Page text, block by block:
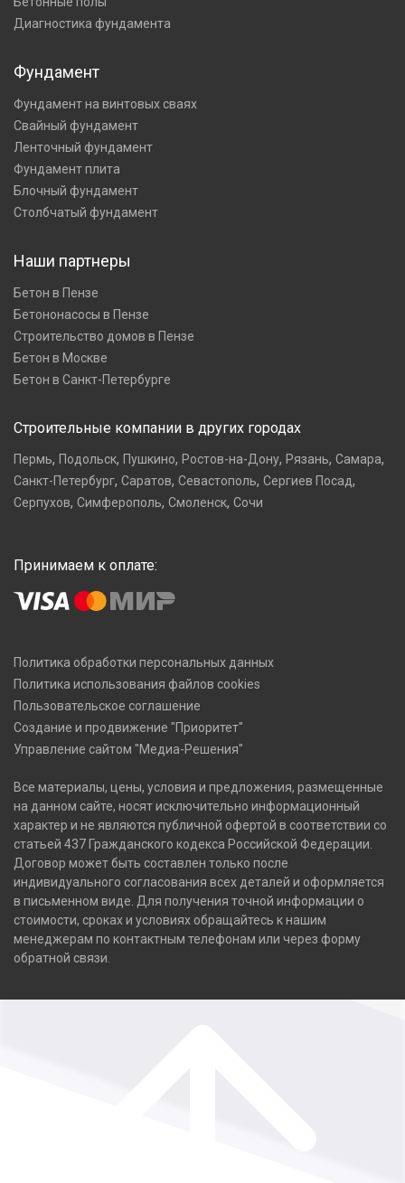
Диагностика фундамента
Фундамент
Фундамент на винтовых сваях
Свайный фундамент
Ленточный фундамент
Фундамент плита
Блочный фундамент
Столбчатый фундамент
Наши партнеры
Бетон в Пензе
Бетононасосы в Пензе
Строительство домов в Пензе
Бетон в Москве
Бетон в Санкт-Петербурге
Строительные компании в других городах
Пермь, Подольск, Пушкино, Ростов-на-Дону, Рязань, Самара,
Санкт-Петербург, Саратов, Севастополь, Сергиев Посад,
Серпухов, Симферополь, Смоленск, Сочи
Принимаем к оплате:
Политика обработки персональных данных
Политика использования файлов cookies
Пользовательское соглашение
Создание и продвижение "Приоритет"
Управление сайтом "Медиа-Решения"
Все материалы, цены, условия и предложения, размещенные
на данном сайте, носят исключительно информационный
характер и не являются публичной офертой в соответствии со
статьей 437 Гражданского кодекса Российской Федерации.
Договор может быть составлен только после
индивидуального согласования всех деталей и оформляется
в письменном виде. Для получения точной информации о
стоимости, сроках и условиях обращайтесь к нашим
менеджерам по контактным телефонам или через форму
обратной связи.